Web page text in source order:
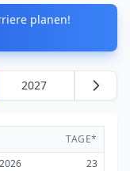
planen!
2027
TAGE*
23